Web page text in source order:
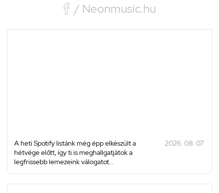
 / Neonmusic.hu
A heti Spotify listánk még épp elkészült a
hétvége előtt, így ti is meghallgatjátok a
legfrissebb lemezeink válogatot...
2026. 08. 07.